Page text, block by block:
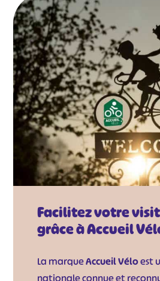
Facilitez votre
grâce à Accueil
La marqueAccueil Véloest
nationale connue et